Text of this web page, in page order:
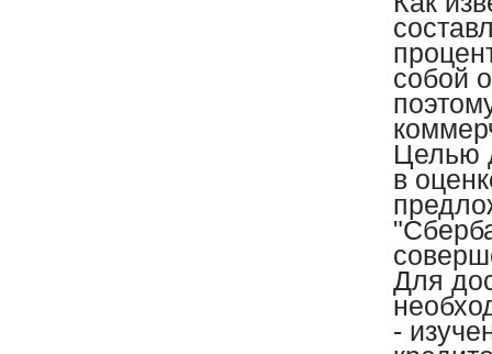
собой
Целью
в
Для
-